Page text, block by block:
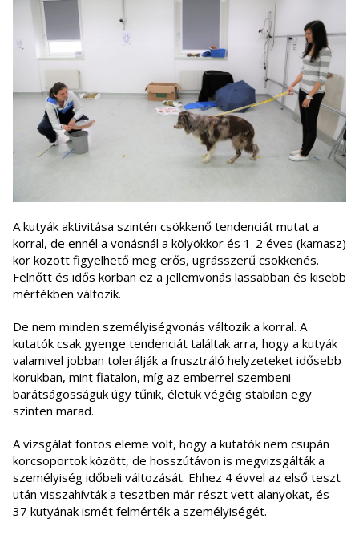
A kutyák aktivitása szintén csökkenő tendenciát mutat a
korral, de ennél a vonásnál a kölyökkor és 1-2 éves (kamasz)
kor között figyelhető meg erős, ugrásszerű csökkenés.
Felnőtt és idős korban ez a jellemvonás lassabban és kisebb
mértékben változik.
De nem minden személyiségvonás változik a korral. A
kutatók csak gyenge tendenciát találtak arra, hogy a kutyák
valamivel jobban tolerálják a frusztráló helyzeteket idősebb
korukban, mint fiatalon, míg az emberrel szembeni
barátságosságuk úgy tűnik, életük végéig stabilan egy
szinten marad.
A vizsgálat fontos eleme volt, hogy a kutatók nem csupán
korcsoportok között, de hosszútávon is megvizsgálták a
személyiség időbeli változását. Ehhez 4 évvel az első teszt
után visszahívták a tesztben már részt vett alanyokat, és
37 kutyának ismét felmérték a személyiségét.